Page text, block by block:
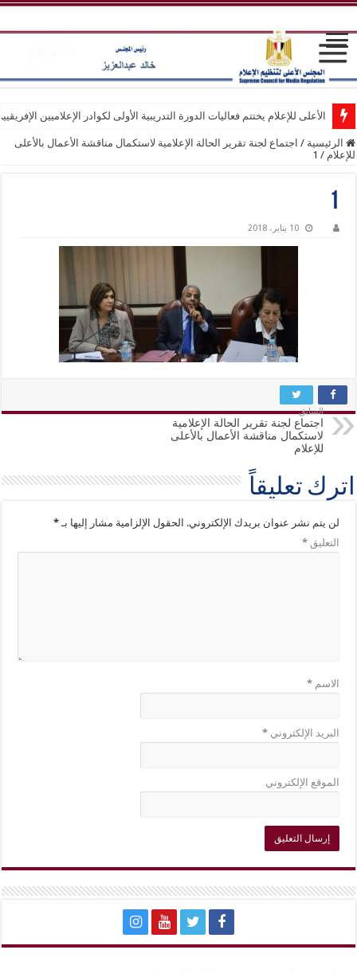
الأعلى للإعلام يختتم فعاليات الدورة التدريبية الأولى لكوادر الإعلاميين
الرئيسية / اجتماع لجنة تقرير الحالة الإعلامية لاستكمال مناقشة الأعمال بالأعلى
للإعلام /
1
1
10 يناير، 2018
السابق
اجتماع لجنة تقرير الحالة الإعلامية
لاستكمال مناقشة الأعمال بالأعلى
للإعلام
اترك تعليقاً
لن يتم نشر عنوان بريدك الإلكتروني. الحقول الإلزامية مشار إليها بـ*
التعليق*
الاسم*
البريد الإلكتروني*
الموقع الإلكتروني